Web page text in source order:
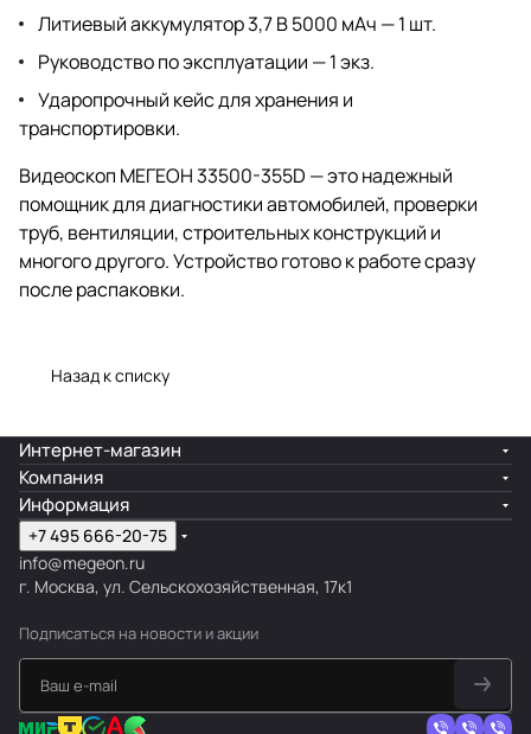
Литиевый аккумулятор 3,7 В 5000 мАч — 1 шт.
Руководство по эксплуатации — 1 экз.
Ударопрочный кейс для хранения и
транспортировки.
Видеоскоп МЕГЕОН 33500-355D — это надежный
помощник для диагностики автомобилей, проверки
труб, вентиляции, строительных конструкций и
многого другого. Устройство готово к работе сразу
после распаковки.
Назад к списку
Интернет-магазин
Компания
Информация
+7 495 666-20-75
info@megeon.ru
г. Москва, ул. Сельскохозяйственная, 17к1
Подписаться на новости и акции